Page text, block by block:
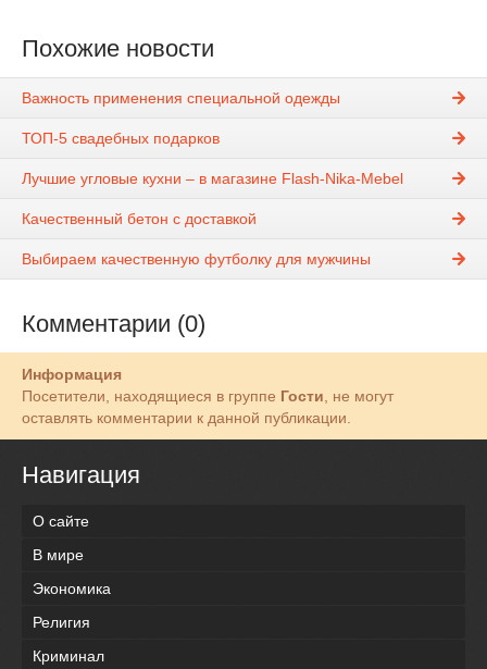
Похожие новости
Важность применения специальной одежды
ТОП-5 свадебных подарков
Лучшие угловые кухни – в магазине Flash-Nika-Mebel
Качественный бетон с доставкой
Выбираем качественную футболку для мужчины
Комментарии (0)
Информация
Посетители, находящиеся в группе Гости, не могут
оставлять комментарии к данной публикации.
Навигация
О сайте
В мире
Экономика
Религия
Криминал